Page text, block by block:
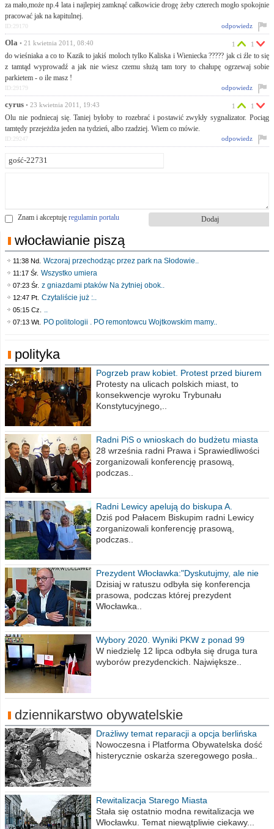
za mało,może np.4 lata i najlepiej zamknąć całkowicie drogę żeby czterech mogło spokojnie
pracować jak na kapitulnej.
odpowiedz
ID:29170
Ola • 21 kwietnia 2011, 08:40
do wieśniaka a co to Kazik to jakiś moloch tylko Kaliska i Wieniecka ????? jak ci źle to się
z tamtąd wyprowadź a jak nie wiesz czemu służą tam tory to chałupę ogrzewaj sobie
parkietem - o ile masz !
1 1
odpowiedz
ID:29179
cyrus • 23 kwietnia 2011, 19:43
Olu nie podniecaj się. Taniej byłoby to rozebrać i postawić zwykły sygnalizator. Pociąg
tamtędy przejeżdża jeden na tydzień, albo rzadziej. Wiem co mówie.
1 1
odpowiedz
ID:29247
Znam i akceptuję regulamin portalu
włocławianie piszą
11:38 Nd. Wczoraj przechodząc przez park na Słodowie..
11:17 Śr. Wszystko umiera
07:23 Śr. z gniazdami ptaków Na żytniej obok..
12:47 Pt. Czytaliście już :..
05:15 Cz. ..
07:13 Wt. PO politologii . PO remontowcu Wojtkowskim mamy..
polityka
Pogrzeb praw kobiet. Protest przed biurem
poselskim PiS
Protesty na ulicach polskich miast, to
konsekwencje wyroku Trybunału
Konstytucyjnego,..
Radni PiS o wnioskach do budżetu miasta
na 2021 rok
28 września radni Prawa i Sprawiedliwości
zorganizowali konferencję prasową,
podczas..
Radni Lewicy apelują do biskupa A.
Wiesława Meringa
Dziś pod Pałacem Biskupim radni Lewicy
zorganizowali konferencję prasową,
podczas..
Prezydent Włocławka:"Dyskutujmy, ale nie
obrażajmy się”
Dzisiaj w ratuszu odbyła się konferencja
prasowa, podczas której prezydent
Włocławka..
Wybory 2020. Wyniki PKW z ponad 99
procent obwodów
W niedzielę 12 lipca odbyła się druga tura
wyborów prezydenckich. Największe..
dziennikarstwo obywatelskie
Drażliwy temat reparacji a opcja berlińska
Nowoczesna i Platforma Obywatelska dość
histerycznie oskarża szeregowego posła..
Rewitalizacja Starego Miasta
Stała się ostatnio modna rewitalizacja we
Włocławku. Temat niewątpliwie ciekawy...